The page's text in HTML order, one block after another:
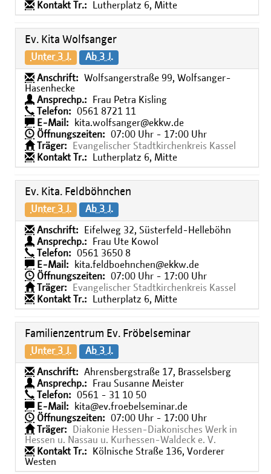
Kontakt Tr.:
Lutherplatz 6, Mitte
Ev. Kita Wolfsanger
Unter 3 J. Ab 3 J.
Anschrift:
Wolfsangerstraße 99, Wolfsanger-
Hasenhecke
Ansprechp.:
Frau Petra Kisling
Telefon:
0561 8721 11
E-Mail:
kita.wolfsanger@ekkw.de
Öffnungszeiten:
07:00 Uhr - 17:00 Uhr
Träger:
Evangelischer Stadtkirchenkreis Kassel
Kontakt Tr.:
Lutherplatz 6, Mitte
Ev. Kita. Feldböhnchen
Unter 3 J. Ab 3 J.
Anschrift:
Eifelweg 32, Süsterfeld-Helleböhn
Ansprechp.:
Frau Ute Kowol
Telefon:
0561 3650 8
E-Mail:
kita.feldboehnchen@ekkw.de
Öffnungszeiten:
07:00 Uhr - 17:00 Uhr
Träger:
Evangelischer Stadtkirchenkreis Kassel
Kontakt Tr.:
Lutherplatz 6, Mitte
Familienzentrum Ev. Fröbelseminar
Unter 3 J. Ab 3 J.
Anschrift:
Ahrensbergstraße 17, Brasselsberg
Ansprechp.:
Frau Susanne Meister
Telefon:
0561 - 31 10 50
E-Mail:
kita@ev.froebelseminar.de
Öffnungszeiten:
07:00 Uhr - 17:00 Uhr
Träger:
Diakonie Hessen-Diakonisches Werk in
Hessen u. Nassau u. Kurhessen-Waldeck e. V.
Kontakt Tr.:
Kölnische Straße 136, Vorderer
Westen